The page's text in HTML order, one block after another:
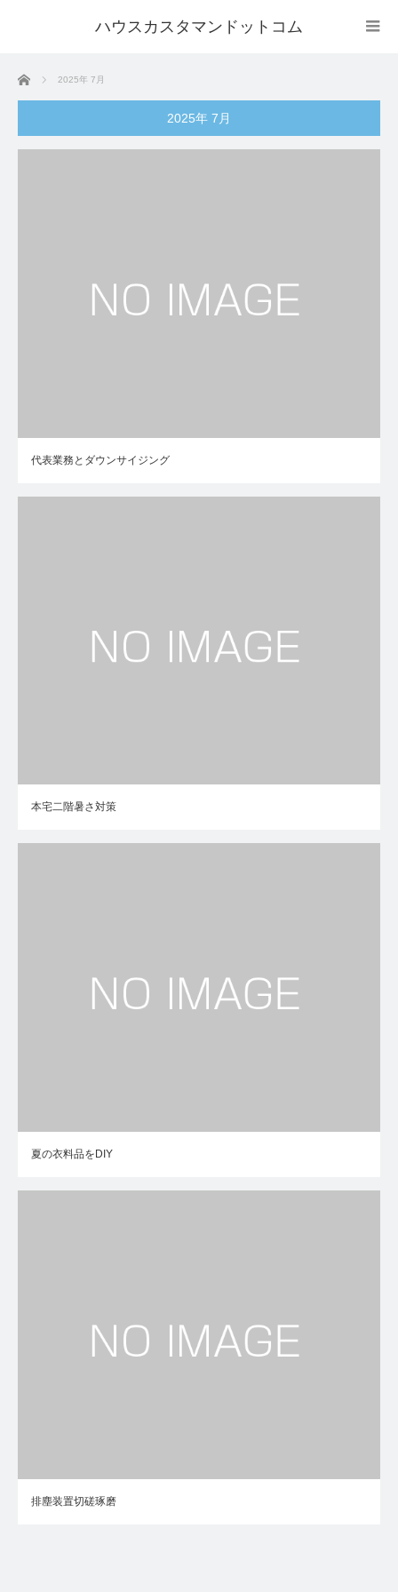
ハウスカスタマンドットコム
ホーム 2025年 7月
2025年 7月
代表業務とダウンサイジング
本宅二階暑さ対策
夏の衣料品をDIY
排塵装置切磋琢磨